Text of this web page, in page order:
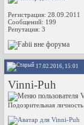
Регистрация: 28.09.2011
Сообщений: 199
Репутация: 3
17.02.2016, 15:01
Vinni-Puh
Подозрительная личность